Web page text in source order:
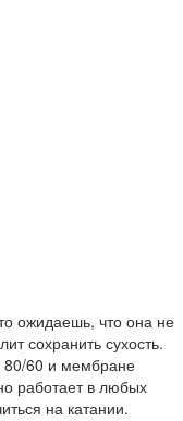
ожидаешь, что она не
сохранить сухость.
80/60 и мембране
работает в любых
на катании.